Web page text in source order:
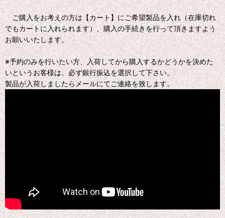
ご購入をお考えの方は【カート】にご希望製品を入れ（在庫切れ
でもカートに入れられます）、購入の手続きを行って頂きますよう
お願いいたします。
※予約のみを行いたい方、入荷してから購入するかどうかを決めた
いというお客様は、必ず銀行振込を選択して下さい。
製品が入荷しましたらメールにてご連絡を致します。